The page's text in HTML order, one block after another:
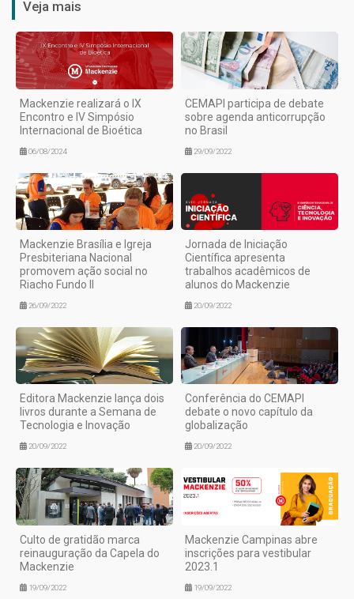
Veja mais
Mackenzie realizará o IX
Encontro e IV Simpósio
Internacional de Bioética
06/08/2024
CEMAPI participa de debate
sobre agenda anticorrupção
no Brasil
29/09/2022
Mackenzie Brasília e Igreja
Presbiteriana Nacional
promovem ação social no
Riacho Fundo II
26/09/2022
Jornada de Iniciação
Científica apresenta
trabalhos acadêmicos de
alunos do Mackenzie
20/09/2022
Editora Mackenzie lança dois
livros durante a Semana de
Tecnologia e Inovação
20/09/2022
Conferência do CEMAPI
debate o novo capítulo da
globalização
20/09/2022
Culto de gratidão marca
reinauguração da Capela do
Mackenzie
19/09/2022
Mackenzie Campinas abre
inscrições para vestibular
2023.1
19/09/2022